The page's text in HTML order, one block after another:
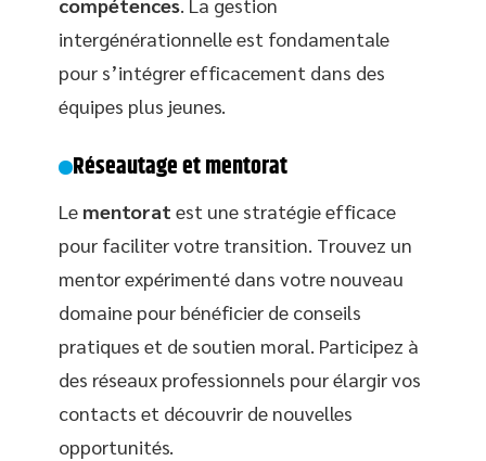
intergénérationnelle est fondamentale
pour s’intégrer efficacement dans des
équipes plus jeunes.
Réseautage et mentorat
Le mentorat est une stratégie efficace
pour faciliter votre transition. Trouvez un
mentor expérimenté dans votre nouveau
domaine pour bénéficier de conseils
pratiques et de soutien moral. Participez à
des réseaux professionnels pour élargir vos
contacts et découvrir de nouvelles
opportunités.